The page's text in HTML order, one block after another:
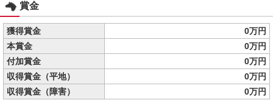
賞金
獲得賞金
0万円
本賞金
0万円
付加賞金
0万円
収得賞金（平地）
0万円
収得賞金（障害）
0万円